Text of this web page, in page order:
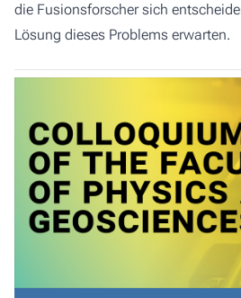
die Fusionsforscher sich
Lösung dieses Problems erwarten.